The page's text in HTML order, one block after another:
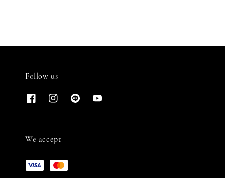
Follow us
We accept